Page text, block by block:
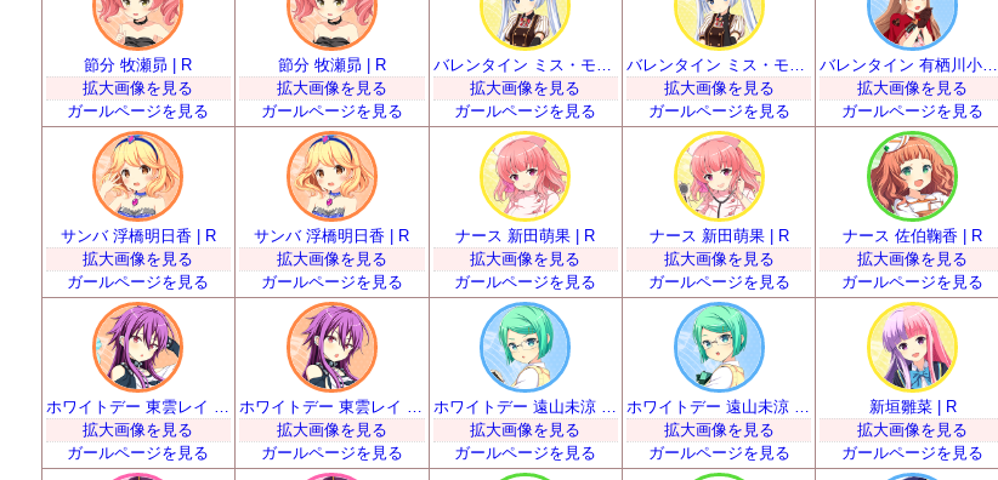
節分 牧瀬昴 | R
拡大画像を見る
ガールページを見る
節分 牧瀬昴 | R
拡大画像を見る
ガールページを見る
バレンタイン ミス・モノクローム | R
拡大画像を見る
ガールページを見る
バレンタイン ミス・モノクローム | R
拡大画像を見る
ガールページを見る
バレンタイン 有栖川小枝子 | R
拡大画像を見る
ガールページを見る
サンバ 浮橋明日香 | R
拡大画像を見る
ガールページを見る
サンバ 浮橋明日香 | R
拡大画像を見る
ガールページを見る
ナース 新田萌果 | R
拡大画像を見る
ガールページを見る
ナース 新田萌果 | R
拡大画像を見る
ガールページを見る
ナース 佐伯鞠香 | R
拡大画像を見る
ガールページを見る
ホワイトデー 東雲レイ | R
拡大画像を見る
ガールページを見る
ホワイトデー 東雲レイ | R
拡大画像を見る
ガールページを見る
ホワイトデー 遠山未涼 | R
拡大画像を見る
ガールページを見る
ホワイトデー 遠山未涼 | R
拡大画像を見る
ガールページを見る
新垣雛菜 | R
拡大画像を見る
ガールページを見る